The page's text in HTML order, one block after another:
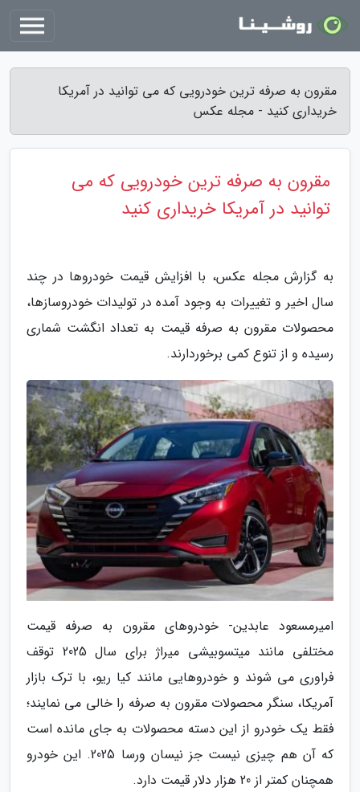
مقرون به صرفه ترین خودرویی که می توانید در آمریکا
خریداری کنید - مجله عکس
مقرون به صرفه ترین خودرویی که می
توانید در آمریکا خریداری کنید
به گزارش مجله عکس، با افزایش قیمت خودروها در چند
سال اخیر و تغییرات به وجود آمده در تولیدات خودروسازها،
محصولات مقرون به صرفه قیمت به تعداد انگشت شماری
رسیده و از تنوع کمی برخوردارند.
امیرمسعود عابدین- خودروهای مقرون به صرفه قیمت
مختلفی مانند میتسوبیشی میراژ برای سال 2025 توقف
فراوری می شوند و خودروهایی مانند کیا ریو، با ترک بازار
آمریکا، سنگر محصولات مقرون به صرفه را خالی می نمایند؛
فقط یک خودرو از این دسته محصولات به جای مانده است
که آن هم چیزی نیست جز نیسان ورسا 2025. این خودرو
همچنان کمتر از 20 هزار دلار قیمت دارد.